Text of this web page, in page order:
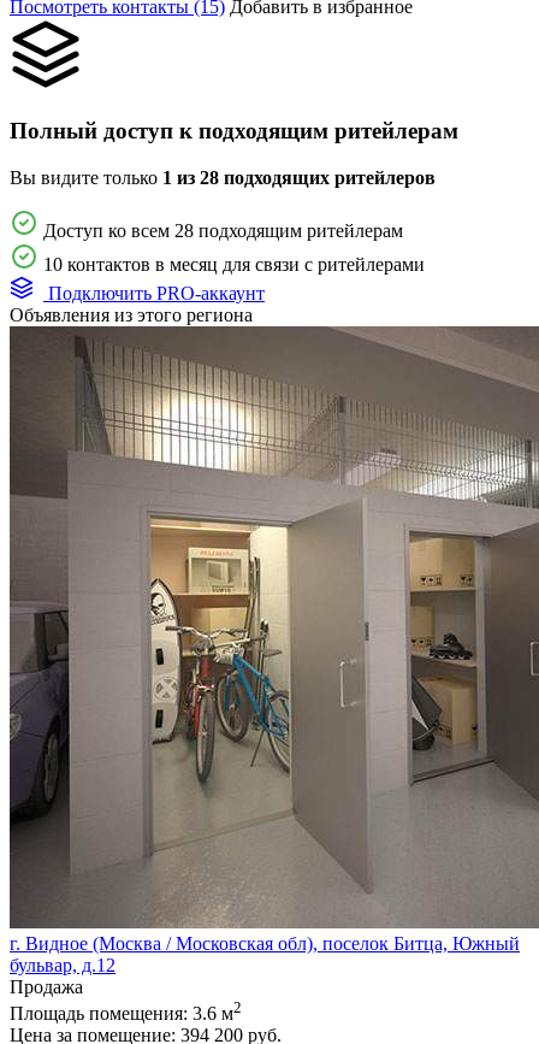
Посмотреть контакты (15) Добавить в избранное
Полный доступ к подходящим ритейлерам
Вы видите только 1 из 28 подходящих ритейлеров
Доступ ко всем 28 подходящим ритейлерам
10 контактов в месяц для связи с ритейлерами
Подключить PRO-аккаунт
Объявления из этого региона
г. Видное (Москва / Московская обл), поселок Битца, Южный
бульвар, д.12
Продажа
Площадь помещения: 3.6 м2
Цена за помещение: 394 200 руб.